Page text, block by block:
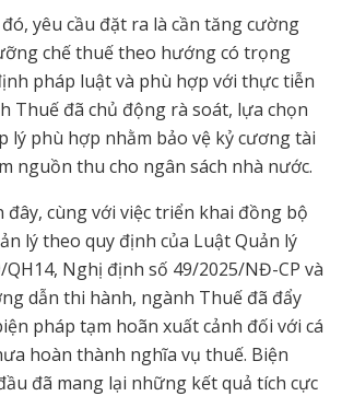
yêu cầu đặt ra là cần tăng cường
chế thuế theo hướng có trọng
pháp luật và phù hợp với thực tiễn
Thuế đã chủ động rà soát, lựa chọn
lý phù hợp nhằm bảo vệ kỷ cương tài
nguồn thu cho ngân sách nhà nước.
cùng với việc triển khai đồng bộ
lý theo quy định của Luật Quản lý
Nghị định số 49/2025/NĐ-CP và
dẫn thi hành, ngành Thuế đã đẩy
pháp tạm hoãn xuất cảnh đối với cá
hoàn thành nghĩa vụ thuế. Biện
đã mang lại những kết quả tích cực